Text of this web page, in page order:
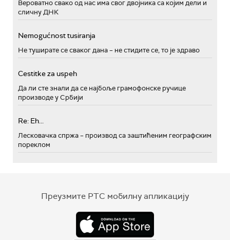
Вероватно свако од нас има свог двојника са којим дели и
сличну ДНК
Nemogućnost tusiranja
Не туширате се сваког дана – не стидите се, то је здраво
Cestitke za uspeh
Да ли сте знали да се најбоље грамофонске ручице
производе у Србији
Re: Eh...
Лесковачка спржа – производ са заштићеним географским
пореклом
Преузмите РТС мобилну апликацију